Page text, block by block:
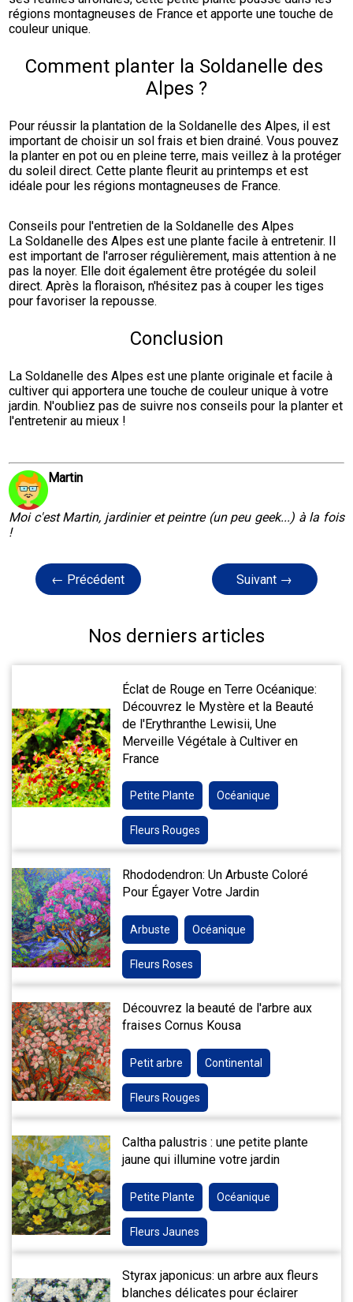
régions montagneuses de France et apporte une touche de
couleur unique.
Comment planter la Soldanelle des
Alpes ?
Pour réussir la plantation de la Soldanelle des Alpes, il est
important de choisir un sol frais et bien drainé. Vous pouvez
la planter en pot ou en pleine terre, mais veillez à la protéger
du soleil direct. Cette plante fleurit au printemps et est
idéale pour les régions montagneuses de France.
Conseils pour l'entretien de la Soldanelle des Alpes
La Soldanelle des Alpes est une plante facile à entretenir. Il
est important de l'arroser régulièrement, mais attention à ne
pas la noyer. Elle doit également être protégée du soleil
direct. Après la floraison, n'hésitez pas à couper les tiges
pour favoriser la repousse.
Conclusion
La Soldanelle des Alpes est une plante originale et facile à
cultiver qui apportera une touche de couleur unique à votre
jardin. N'oubliez pas de suivre nos conseils pour la planter et
l'entretenir au mieux !
Martin
Moi c'est Martin, jardinier et peintre (un peu geek...) à la fois
!
← Précédent Suivant →
Nos derniers articles
Éclat de Rouge en Terre Océanique:
Découvrez le Mystère et la Beauté
de l'Erythranthe Lewisii, Une
Merveille Végétale à Cultiver en
France
Petite Plante Océanique
Fleurs Rouges
Rhododendron: Un Arbuste Coloré
Pour Égayer Votre Jardin
Arbuste Océanique
Fleurs Roses
Découvrez la beauté de l'arbre aux
fraises Cornus Kousa
Petit arbre Continental
Fleurs Rouges
Caltha palustris : une petite plante
jaune qui illumine votre jardin
Petite Plante Océanique
Fleurs Jaunes
Styrax japonicus: un arbre aux fleurs
blanches délicates pour éclairer